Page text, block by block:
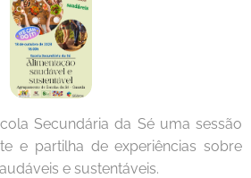
Secundária da Sé uma sessão
e partilha de experiências sobre
e sustentáveis.